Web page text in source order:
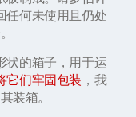
任何未使用且仍处
状的箱子，用于运
它们牢固包装 ，我
装箱。